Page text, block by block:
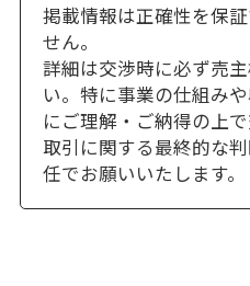
掲載情報は正確性を保
せん。
詳細は交渉時に必ず売
い。特に事業の仕組み
にご理解・ご納得の上
取引に関する最終的な
任でお願いいたします。